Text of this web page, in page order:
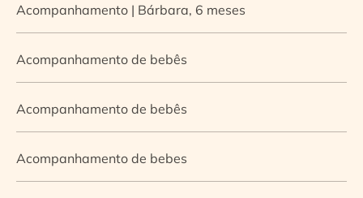
Acompanhamento | Bárbara, 6 meses
Acompanhamento de bebês
Acompanhamento de bebês
Acompanhamento de bebes